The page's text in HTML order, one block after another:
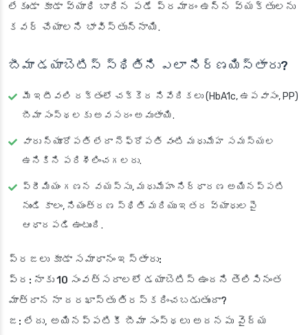
లేకుండా కూడా వ్యాధి బారిన పడే ప్రమాదం ఉన్న వ్యక్తులను
కవర్ చేయాలని భావిస్తున్నాయి.
బీమా డయాబెటిస్ స్థితిని ఎలా నిర్ణయిస్తారు?
మీ ఇటీవలి రక్తంలో చక్కెర నివేదికలు (HbA1c, ఉపవాసం, PP)
బీమా సంస్థలకు అవసరం అవుతాయి.
వారు న్యూరోపతి లేదా నెఫ్రోపతి వంటి మధుమేహ సమస్యల
ఉనికిని పరిశీలించగలరు.
ప్రీమియం గణన వయస్సు, మధుమేహం నిర్ధారణ అయినప్పటి
నుండి కాలం, నియంత్రణ స్థితి మరియు ఇతర వ్యాధులపై
ఆధారపడి ఉంటుంది.
ప్రజలు కూడా సమాధానం ఇస్తారు:
ప్ర: నాకు 10 సంవత్సరాలలో డయాబెటిస్ ఉందని తెలిసినంత
మాత్రాన నా దరఖాస్తు తిరస్కరించబడుతుందా?
జ: లేదు, అయినప్పటికీ బీమా సంస్థలు అదనపు వైద్య